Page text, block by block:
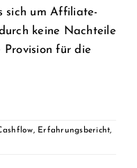
sich um Affiliate-
keine Nachteile
für die
, Erfahrungsbericht,